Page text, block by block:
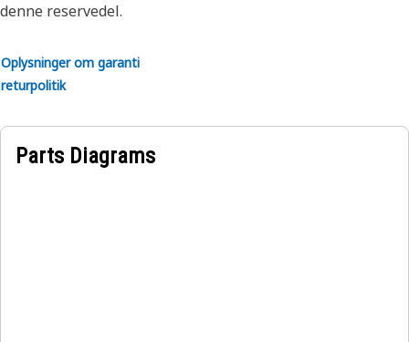
denne reservedel.
Oplysninger om garanti
returpolitik
Parts Diagrams